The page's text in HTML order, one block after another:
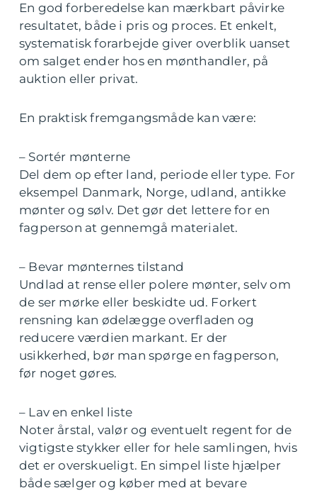
En god forberedelse kan mærkbart påvirke
resultatet, både i pris og proces. Et enkelt,
systematisk forarbejde giver overblik uanset
om salget ender hos en mønthandler, på
auktion eller privat.
En praktisk fremgangsmåde kan være:
– Sortér mønterne
Del dem op efter land, periode eller type. For
eksempel Danmark, Norge, udland, antikke
mønter og sølv. Det gør det lettere for en
fagperson at gennemgå materialet.
– Bevar mønternes tilstand
Undlad at rense eller polere mønter, selv om
de ser mørke eller beskidte ud. Forkert
rensning kan ødelægge overfladen og
reducere værdien markant. Er der
usikkerhed, bør man spørge en fagperson,
før noget gøres.
– Lav en enkel liste
Noter årstal, valør og eventuelt regent for de
vigtigste stykker eller for hele samlingen, hvis
det er overskueligt. En simpel liste hjælper
både sælger og køber med at bevare